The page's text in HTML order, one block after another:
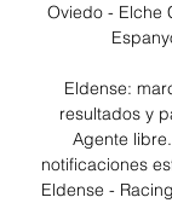
Oviedo - Elche
Eldense:
resultados y
Agente
notificaciones
Eldense -